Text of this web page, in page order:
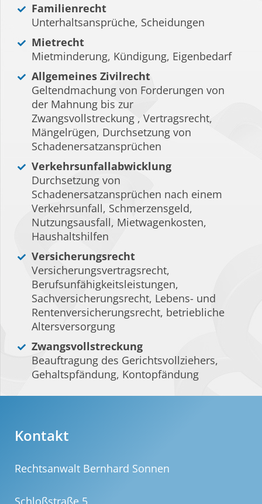
Familienrecht
Unterhaltsansprüche, Scheidungen
Mietrecht
Mietminderung, Kündigung, Eigenbedarf
Allgemeines Zivilrecht
Geltendmachung von Forderungen von
der Mahnung bis zur
Zwangsvollstreckung , Vertragsrecht,
Mängelrügen, Durchsetzung von
Schadenersatzansprüchen
Verkehrsunfallabwicklung
Durchsetzung von
Schadenersatzansprüchen nach einem
Verkehrsunfall, Schmerzensgeld,
Nutzungsausfall, Mietwagenkosten,
Haushaltshilfen
Versicherungsrecht
Versicherungsvertragsrecht,
Berufsunfähigkeitsleistungen,
Sachversicherungsrecht, Lebens- und
Rentenversicherungsrecht, betriebliche
Altersversorgung
Zwangsvollstreckung
Beauftragung des Gerichtsvollziehers,
Gehaltspfändung, Kontopfändung
Kontakt
Rechtsanwalt Bernhard Sonnen
Schloßstraße 5